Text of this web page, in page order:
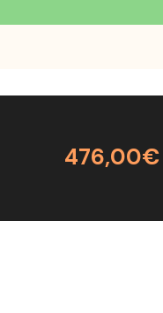
476,00€